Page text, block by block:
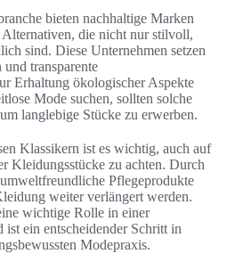
bieten nachhaltige Marken
die nicht nur stilvoll,
sind. Diese Unternehmen setzen
transparente
Erhaltung ökologischer Aspekte
Mode suchen, sollten solche
langlebige Stücke zu erwerben.
Klassikern ist es wichtig, auch auf
Kleidungsstücke zu achten. Durch
Pflegeprodukte
weiter verlängert werden.
wichtige Rolle in einer
ist ein entscheidender Schritt in
Modepraxis.